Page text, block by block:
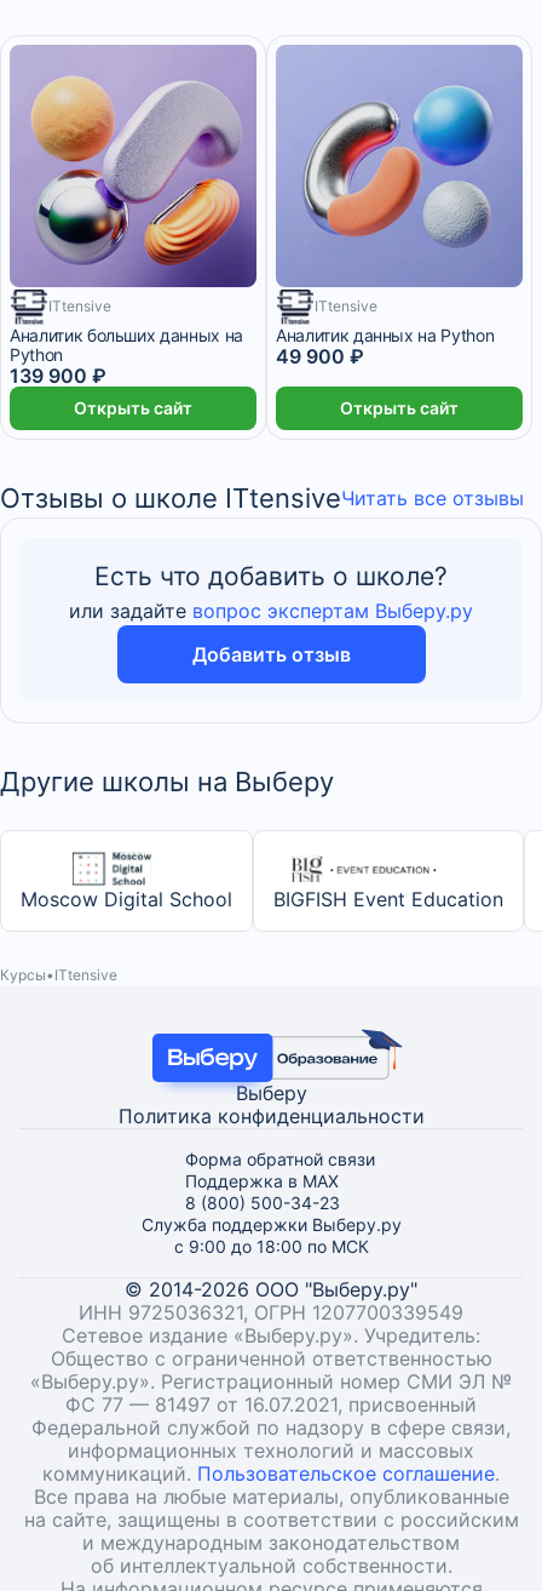
5 829 ₽/мес
ITtensive
Аналитик больших данных на
Python
139 900 ₽
Открыть сайт
4 158 ₽/мес
ITtensive
Аналитик данных на Python
49 900 ₽
Открыть сайт
Отзывы о школе ITtensiveЧитать все отзывы
Есть что добавить о школе?
или задайте вопрос экспертам Выберу.ру
Добавить отзыв
Другие школы на Выберу
Moscow Digital School BIGFISH Event Education
Курсы ITtensive
Выберу
Политика конфиденциальности
Форма обратной связи
Поддержка в MAX
8 (800) 500-34-23
Служба поддержки Выберу.ру
с 9:00 до 18:00 по МСК
© 2014-2026 ООО "Выберу.ру"
ИНН 9725036321, ОГРН 1207700339549
Сетевое издание «Выберу.ру». Учредитель:
Общество с ограниченной ответственностью
«Выберу.ру». Регистрационный номер СМИ ЭЛ №
ФС 77 — 81497 от 16.07.2021, присвоенный
Федеральной службой по надзору в сфере связи,
информационных технологий и массовых
коммуникаций. Пользовательское соглашение.
Все права на любые материалы, опубликованные
на сайте, защищены в соответствии с российским
и международным законодательством
об интеллектуальной собственности.